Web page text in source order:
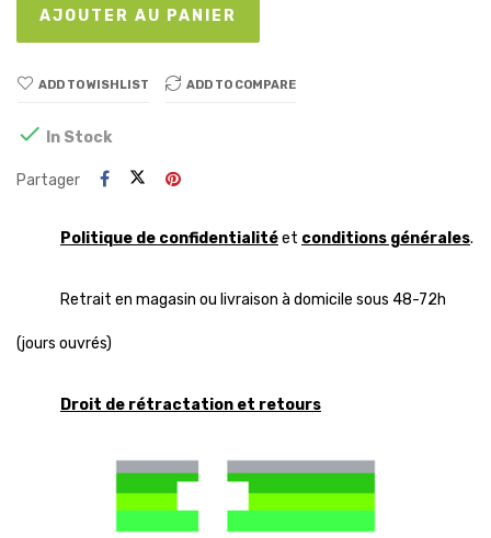
AJOUTER AU PANIER
ADD TO WISHLIST ADD TO COMPARE
 In Stock
Partager
Politique de confidentialitéet conditions générales.
Retrait en magasin ou livraison à domicile sous 48-72h
(jours ouvrés)
Droit de rétractation et retours